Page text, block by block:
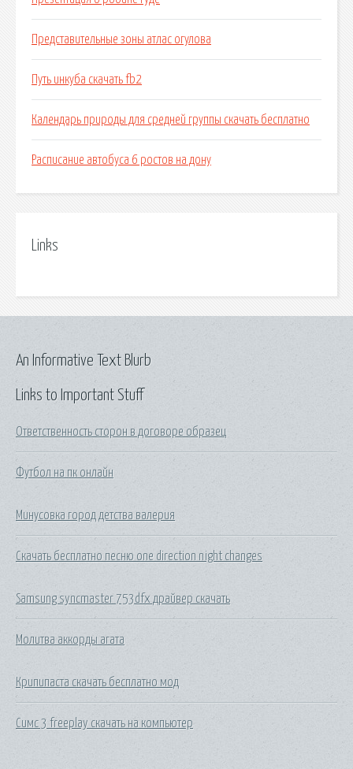
Представительные зоны атлас огулова
Путь инкуба скачать fb2
Календарь природы для средней группы скачать бесплатно
Расписание автобуса 6 ростов на дону
Links
Links to Important Stuff
Ответственность сторон в договоре образец
Футбол на пк онлайн
Минусовка город детства валерия
Скачать бесплатно песню one direction night changes
Samsung syncmaster 753dfx драйвер скачать
Молитва аккорды агата
Крипипаста скачать бесплатно мод
Симс 3 freeplay скачать на компьютер
An Informative Text Blurb